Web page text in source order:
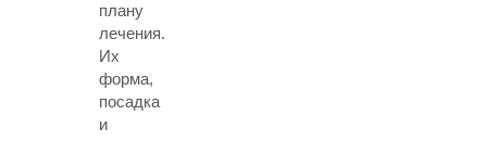
плану
лечения.
Их
форма,
посадка
и